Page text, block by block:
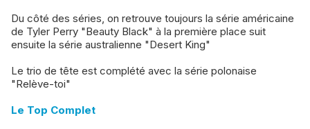
Du côté des séries, on retrouve toujours la série américaine
de Tyler Perry "Beauty Black" à la première place suit
ensuite la série australienne "Desert King"
Le trio de tête est complété avec la série polonaise
"Relève-toi"
Le Top Complet